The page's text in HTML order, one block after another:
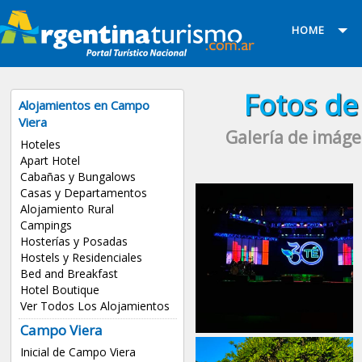
HOME
Alojamientos en Campo
Viera
Hoteles
Apart Hotel
Cabañas y Bungalows
Casas y Departamentos
Alojamiento Rural
Campings
Hosterías y Posadas
Hostels y Residenciales
Bed and Breakfast
Hotel Boutique
Ver Todos Los Alojamientos
Campo Viera
Inicial de Campo Viera
Fotos
Galería de